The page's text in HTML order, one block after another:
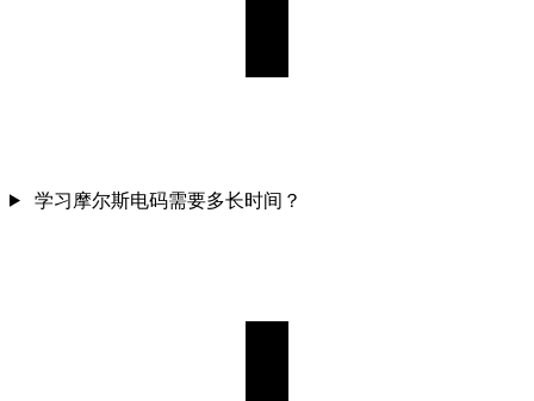
学习摩尔斯电码需要多长时间？